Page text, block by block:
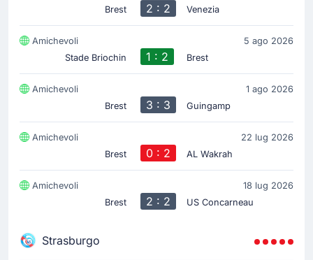
Brest
2 : 2 Venezia
Amichevoli
5 ago 2026
Stade Briochin
1 : 2 Brest
Amichevoli
1 ago 2026
Brest
3 : 3 Guingamp
Amichevoli
22 lug 2026
Brest
0 : 2 AL Wakrah
Amichevoli
18 lug 2026
Brest
2 : 2 US Concarneau
Strasburgo